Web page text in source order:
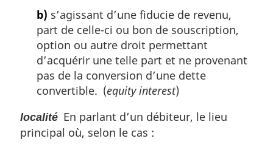
b) s’agissant d’une fiducie de revenu,
part de celle-ci ou bon de souscription,
option ou autre droit permettant
d’acquérir une telle part et ne provenant
pas de la conversion d’une dette
convertible. (equity interest)
localité En parlant d’un débiteur, le lieu
principal où, selon le cas :